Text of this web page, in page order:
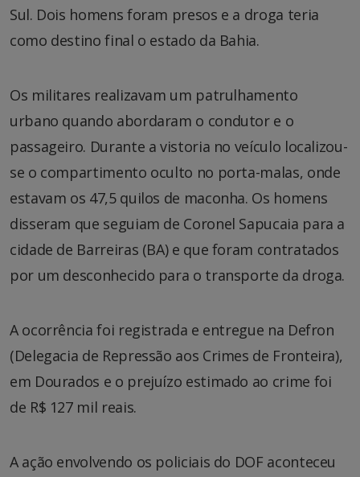
Sul. Dois homens foram presos e a droga teria
como destino final o estado da Bahia.
Os militares realizavam um patrulhamento
urbano quando abordaram o condutor e o
passageiro. Durante a vistoria no veículo localizou-
se o compartimento oculto no porta-malas, onde
estavam os 47,5 quilos de maconha. Os homens
disseram que seguiam de Coronel Sapucaia para a
cidade de Barreiras (BA) e que foram contratados
por um desconhecido para o transporte da droga.
A ocorrência foi registrada e entregue na Defron
(Delegacia de Repressão aos Crimes de Fronteira),
em Dourados e o prejuízo estimado ao crime foi
de R$ 127 mil reais.
A ação envolvendo os policiais do DOF aconteceu